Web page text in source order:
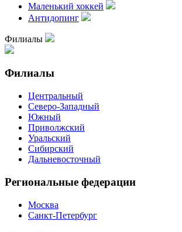
Маленький хоккей
Антидопинг
Филиалы
Филиалы
Центральный
Северо-Западный
Южный
Приволжский
Уральский
Сибирский
Дальневосточный
Региональные федерации
Москва
Санкт-Петербург